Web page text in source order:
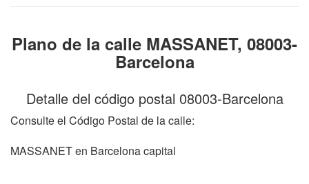
Plano de la calle MASSANET, 08003-
Barcelona
Detalle del código postal 08003-Barcelona
Consulte el Código Postal de la calle:
MASSANET en Barcelona capital